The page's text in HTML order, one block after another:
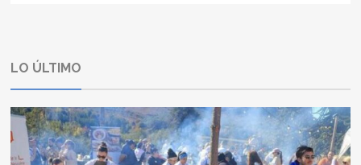
LO ÚLTIMO